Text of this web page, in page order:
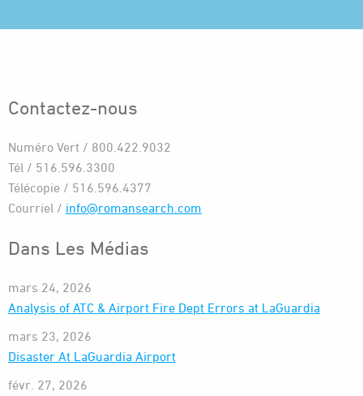
Contactez-nous
Numéro Vert / 800.422.9032
Tél / 516.596.3300
Télécopie / 516.596.4377
Courriel / info@romansearch.com
Dans Les Médias
mars 24, 2026
Analysis of ATC & Airport Fire Dept Errors at LaGuardia
mars 23, 2026
Disaster At LaGuardia Airport
févr. 27, 2026